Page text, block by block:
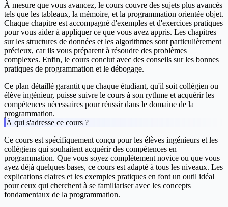
À mesure que vous avancez, le cours couvre des sujets plus avancés
tels que les tableaux, la mémoire, et la programmation orientée objet.
Chaque chapitre est accompagné d'exemples et d'exercices pratiques
pour vous aider à appliquer ce que vous avez appris. Les chapitres
sur les structures de données et les algorithmes sont particulièrement
précieux, car ils vous préparent à résoudre des problèmes
complexes. Enfin, le cours conclut avec des conseils sur les bonnes
pratiques de programmation et le débogage.
Ce plan détaillé garantit que chaque étudiant, qu'il soit collégien ou
élève ingénieur, puisse suivre le cours à son rythme et acquérir les
compétences nécessaires pour réussir dans le domaine de la
programmation.
À qui s'adresse ce cours ?
Ce cours est spécifiquement conçu pour les élèves ingénieurs et les
collégiens qui souhaitent acquérir des compétences en
programmation. Que vous soyez complètement novice ou que vous
ayez déjà quelques bases, ce cours est adapté à tous les niveaux. Les
explications claires et les exemples pratiques en font un outil idéal
pour ceux qui cherchent à se familiariser avec les concepts
fondamentaux de la programmation.